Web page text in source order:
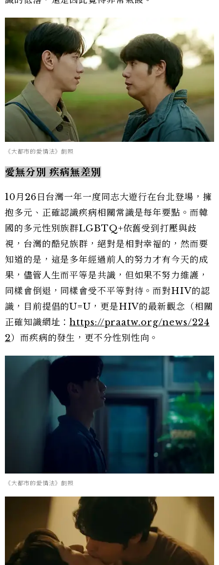
《大都市的愛情法》劇照
愛無分別 疾病無差別
10月26日台灣一年一度同志大遊行在台北登場，擁
抱多元、正確認識疾病相關常識是每年要點。而韓
國的多元性別族群LGBTQ+依舊受到打壓與歧
視，台灣的酷兒族群，絕對是相對幸福的，然而要
知道的是，這是多年經過前人的努力才有今天的成
果，儘管人生而平等是共識，但如果不努力維護，
同樣會倒退，同樣會受不平等對待。而對HIV的認
識，目前提倡的U=U，更是HIV的最新觀念（相關
正確知識網址：https://praatw.org/news/224
2）而疾病的發生，更不分性別性向。
《大都市的愛情法》劇照